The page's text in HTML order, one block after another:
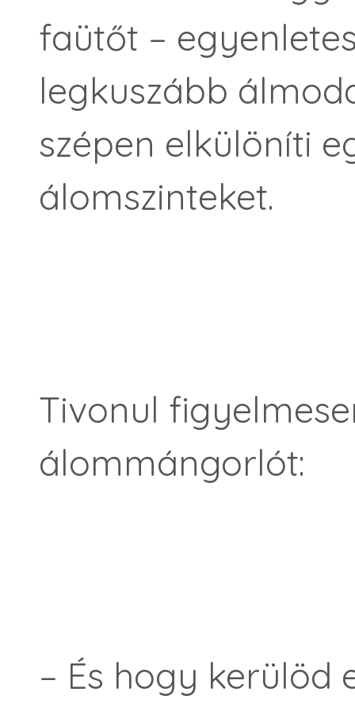
faütőt –
legkuszább
szépen elkülöníti
álomszinteket.
Tivonul
álommángorlót:
– És hogy kerülöd